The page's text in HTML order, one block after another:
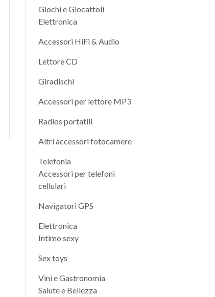
Giochi e Giocattoli
Elettronica
Accessori HiFi & Audio
Lettore CD
Giradischi
Accessori per lettore MP3
Radios portatili
Altri accessori fotocamere
Telefonia
Accessori per telefoni
cellulari
Navigatori GPS
Elettronica
Intimo sexy
Sex toys
Vini e Gastronomia
Salute e Bellezza